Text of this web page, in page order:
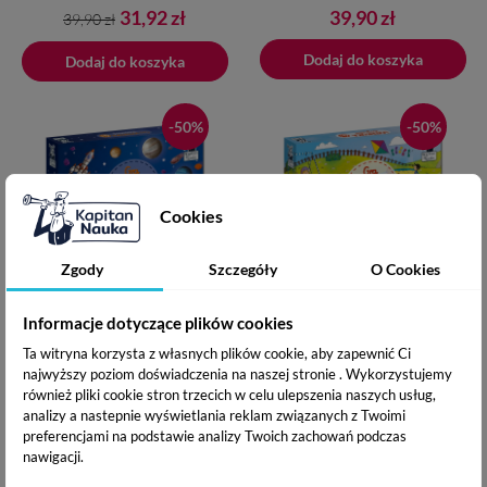
Cena
podstawowa
39,90 zł Cena
31,92 zł
Dodaj do koszyka
Cena
39,90 zł
Dodaj do koszyka
Dodano do koszyka
-50%
Gra Loteryjka. Kosmos
Wiek: 4+
(opinie: 3)
Cena
39,90 zł
-50%
Wiek: 4+
(opinie: 2)
Cookies
Zgody Szczegóły O Cookies
Informacje dotyczące plików cookies
Ta witryna korzysta z własnych plików cookie, aby zapewnić Ci
najwyższy poziom doświadczenia na naszej stronie . Wykorzystujemy
również pliki cookie stron trzecich w celu ulepszenia naszych usług,
analizy a nastepnie wyświetlania reklam związanych z Twoimi
preferencjami na podstawie analizy Twoich zachowań podczas
nawigacji.